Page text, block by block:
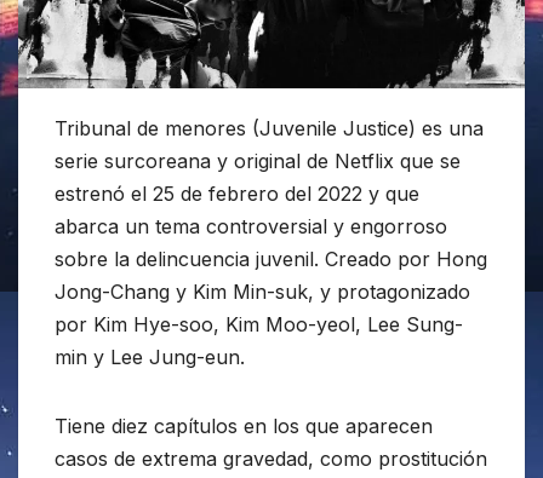
Tribunal de menores (Juvenile Justice) es una
serie surcoreana y original de Netflix que se
estrenó el 25 de febrero del 2022 y que
abarca un tema controversial y engorroso
sobre la delincuencia juvenil. Creado por Hong
Jong-Chang y Kim Min-suk, y protagonizado
por Kim Hye-soo, Kim Moo-yeol, Lee Sung-
min y Lee Jung-eun.
Tiene diez capítulos en los que aparecen
casos de extrema gravedad, como prostitución